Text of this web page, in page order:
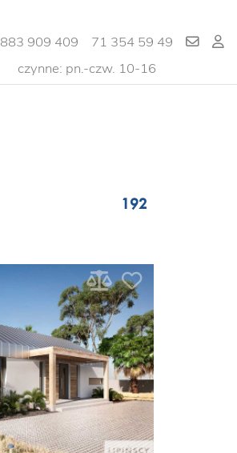
883 909 409
71 354 59 49
czynne: pn.-czw. 10-16
192